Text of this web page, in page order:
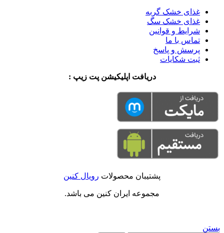
غذای خشک گربه
غذای خشک سگ
شرایط و قوانین
تماس با ما
پرسش و پاسخ
ثبت شکایات
دریافت اپلیکیشن پت زیپ :
پشتیبان محصولات رویال کنین
مجموعه ایران کنین می باشد.
بستن